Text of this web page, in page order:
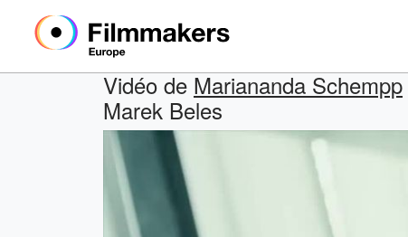
Vidéo de Mariananda Schempp
Marek Beles